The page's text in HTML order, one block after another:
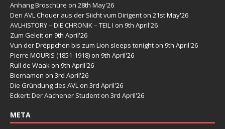
Anhang Broschüre on 28th May'26
Den AVL Chouer aus der Siicht vum Dirigent on 21st May'26
AVLHISTORY – DIE CHRONIK – TEIL I on 9th April'26
Zum Geleit on 9th April'26
Vun der Drëppchen bis zum Lion sleeps tonight on 9th April'26
Pierre MOURIS (1851-1918) on 9th April'26
Rull de Waak on 9th April'26
Biernamen on 3rd April'26
Die Gründung des AVL on 3rd April'26
Eckert: Der Aachener Student on 3rd April'26
META